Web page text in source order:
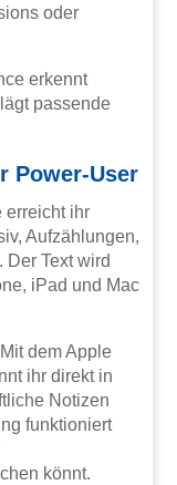
oder
erkennt
passende
Power-User
erreicht ihr
Aufzählungen,
Der Text wird
iPad und Mac
dem Apple
ihr direkt in
Notizen
funktioniert
könnt.